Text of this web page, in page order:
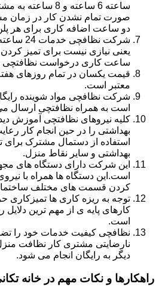
ساعته 6 ساعته و 8
صورت تمام نشدن کار در زمان
دو ساعت اضافه کاری برای هر
شرکت
یعنی نیازی نیست برای تمیز
ساعت کاری درخواست نظافتچی
قیمت یکسان در تمام روزهای
معتبر است.
شرکت نظافچی مواد شوینده
است به همراه نظافتچی ارسال
کلیه نیروهای نظافتچی آموزش
بهداشتی را در حین انجام کار
استفاده از دستمال مشترک
بهداشتی و سایر نقاط منزل.
این شرکت دارای دستگاه های
است.این دستگاه ها همراه با
کردن قسمت های مختلف
توجه به ریزه کاری ها تمیزکاری
کارهای پایه ی از مهم ترین
است.
نظافچی کیفیت خدمات خود را
نارضایتی مشتری کار نظافت
دیگر به رایگان انجام می شود.
راهکارها و نکات مهم در خانه